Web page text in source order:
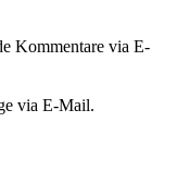
Kommentare via E-
via E-Mail.